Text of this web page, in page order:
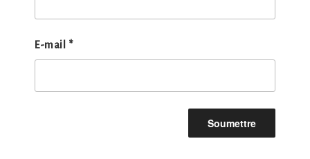
E-mail *